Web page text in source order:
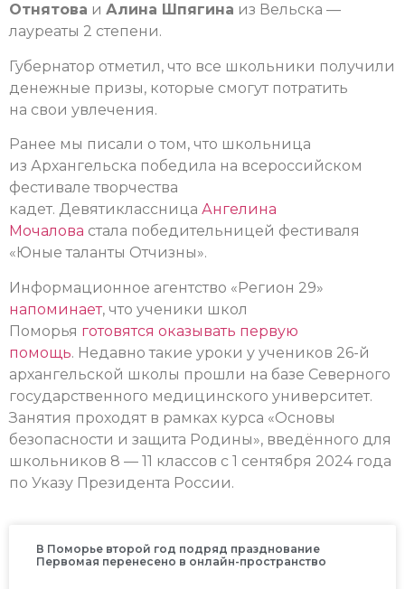
Отнятова и Алина Шпягина из Вельска —
лауреаты 2 степени.
Губернатор отметил, что все школьники получили
денежные призы, которые смогут потратить
на свои увлечения.
Ранее мы писали о том, что школьница
из Архангельска победила на всероссийском
фестивале творчества
кадет. Девятиклассница Ангелина
Мочалова стала победительницей фестиваля
«Юные таланты Отчизны».
Информационное агентство «Регион 29»
напоминает, что ученики школ
Поморья готовятся оказывать первую
помощь. Недавно такие уроки у учеников 26-й
архангельской школы прошли на базе Северного
государственного медицинского университет.
Занятия проходят в рамках курса «Основы
безопасности и защита Родины», введённого для
школьников 8 — 11 классов с 1 сентября 2024 года
по Указу Президента России.
В Поморье второй год подряд празднование
Первомая перенесено в онлайн-пространство